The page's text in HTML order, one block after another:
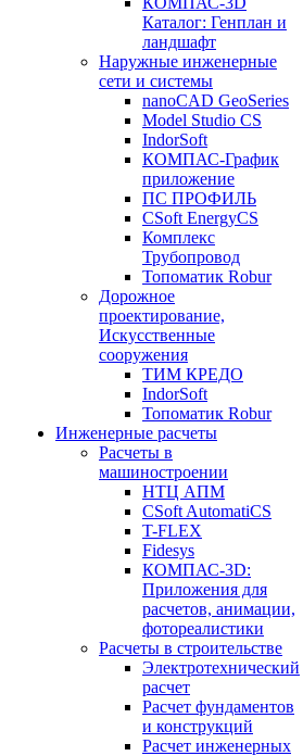
Каталог: Генплан и
ландшафт
Наружные инженерные
сети и системы
nanoCAD GeoSeries
Model Studio CS
IndorSoft
КОМПАС-График
приложение
ПС ПРОФИЛЬ
CSoft EnergyCS
Комплекс
Трубопровод
Топоматик Robur
Дорожное
проектирование,
Искусственные
сооружения
ТИМ КРЕДО
IndorSoft
Топоматик Robur
Инженерные расчеты
Расчеты в
машиностроении
НТЦ АПМ
CSoft AutomatiCS
T-FLEX
Fidesys
КОМПАС-3D:
Приложения для
расчетов, анимации,
фотореалистики
Расчеты в строительстве
Электротехнический
расчет
Расчет фундаментов
и конструкций
Расчет инженерных